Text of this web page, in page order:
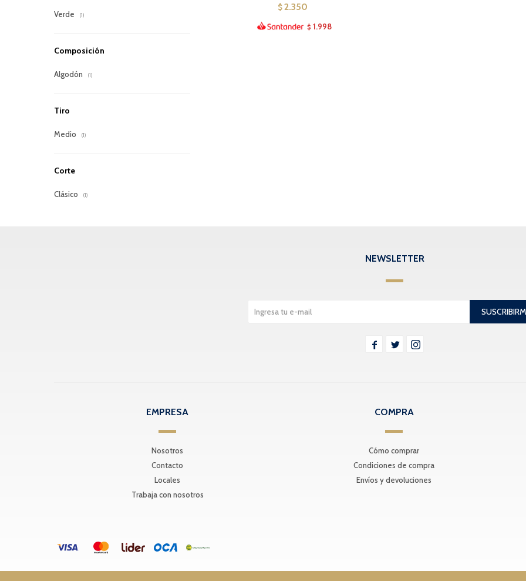
$ 2.350
$ 1.998
Verde (1)
Composición
Algodón (1)
Tiro
Medio (1)
Corte
Clásico (1)
EMPRESA
Nosotros
Contacto
Locales
Trabaja con nosotros
COMPRA
Cómo comprar
Condiciones de compra
Envíos y devoluciones
NEWSLETTER
  